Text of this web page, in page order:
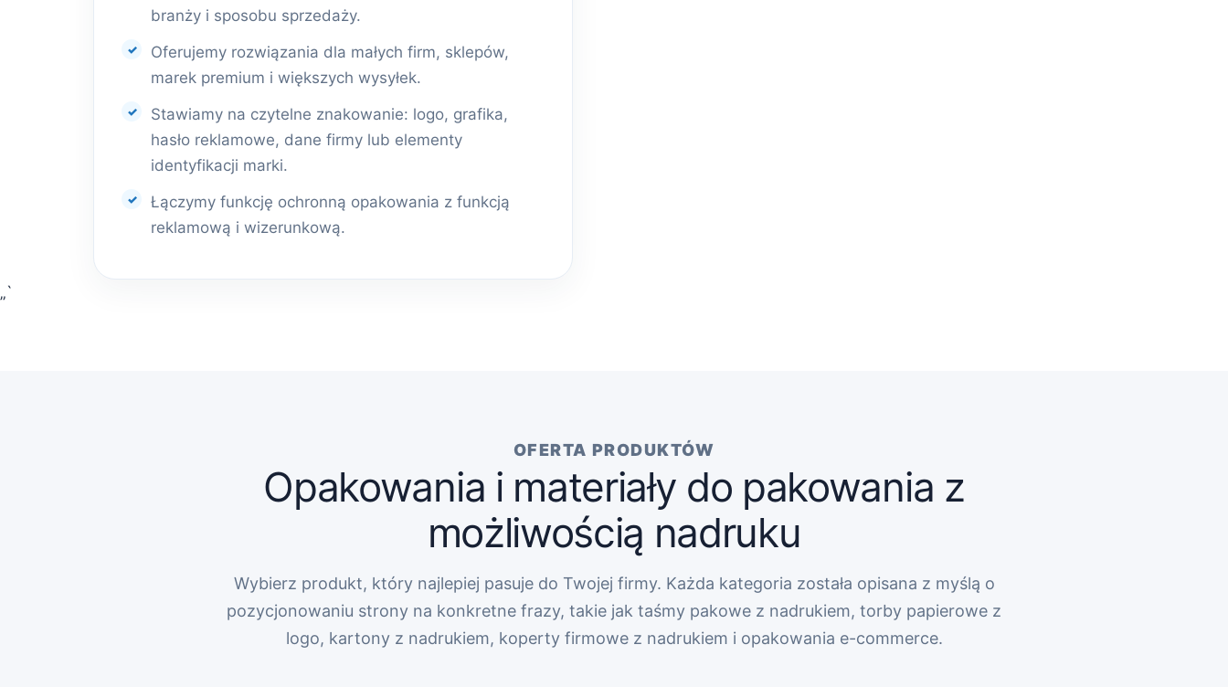
branży i sposobu sprzedaży.
Oferujemy rozwiązania dla małych firm, sklepów,
marek premium i większych wysyłek.
Stawiamy na czytelne znakowanie: logo, grafika,
hasło reklamowe, dane firmy lub elementy
identyfikacji marki.
Łączymy funkcję ochronną opakowania z funkcją
reklamową i wizerunkową.
„`
OFERTA PRODUKTÓW
Opakowania i materiały do pakowania z
możliwością nadruku
Wybierz produkt, który najlepiej pasuje do Twojej firmy. Każda kategoria została opisana z myślą o
pozycjonowaniu strony na konkretne frazy, takie jak taśmy pakowe z nadrukiem, torby papierowe z
logo, kartony z nadrukiem, koperty firmowe z nadrukiem i opakowania e-commerce.